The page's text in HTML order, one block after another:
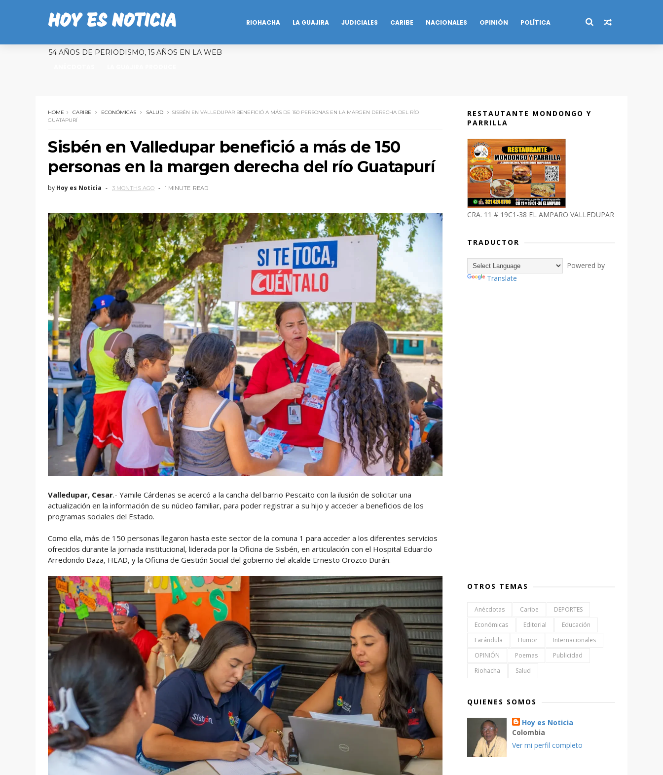
HOY ES NOTICIA
54 AÑOS DE PERIODISMO, 15 AÑOS EN LA WEB
RIOHACHA LA GUAJIRA JUDICIALES CARIBE NACIONALES OPINIÓN POLÍTICA
HOME CARIBE ECONÓMICAS SALUD
SISBÉN EN VALLEDUPAR BENEFICIÓ A MÁS DE 150 PERSONAS EN LA MARGEN DERECHA DEL RÍO
GUATAPURÍ
Sisbén en Valledupar benefició a más de 150
personas en la margen derecha del río Guatapurí
by Hoy es Noticia 3 MONTHS AGO 1 MINUTE READ
Valledupar, Cesar.- Yamile Cárdenas se acercó a la cancha del barrio Pescaito con la ilusión de solicitar una
actualización en la información de su núcleo familiar, para poder registrar a su hijo y acceder a beneficios de los
programas sociales del Estado.
Como ella, más de 150 personas llegaron hasta este sector de la comuna 1 para acceder a los diferentes servicios
ofrecidos durante la jornada institucional, liderada por la Oficina de Sisbén, en articulación con el Hospital Eduardo
Arredondo Daza, HEAD, y la Oficina de Gestión Social del gobierno del alcalde Ernesto Orozco Durán.
RESTAUTANTE MONDONGO Y
PARRILLA
CRA. 11 # 19C1-38 EL AMPARO VALLEDUPAR
TRADUCTOR
Powered by
Translate
OTROS TEMAS
Anécdotas Caribe
DEPORTES
Económicas
Editorial
Educación
Farándula
Humor
Internacionales
OPINIÓN
Poemas
Publicidad
Riohacha
Salud
QUIENES SOMOS
Hoy es Noticia
Colombia
Ver mi perfil completo